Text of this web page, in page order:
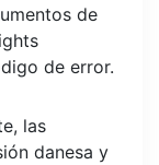
de
de error.
las
danesa y